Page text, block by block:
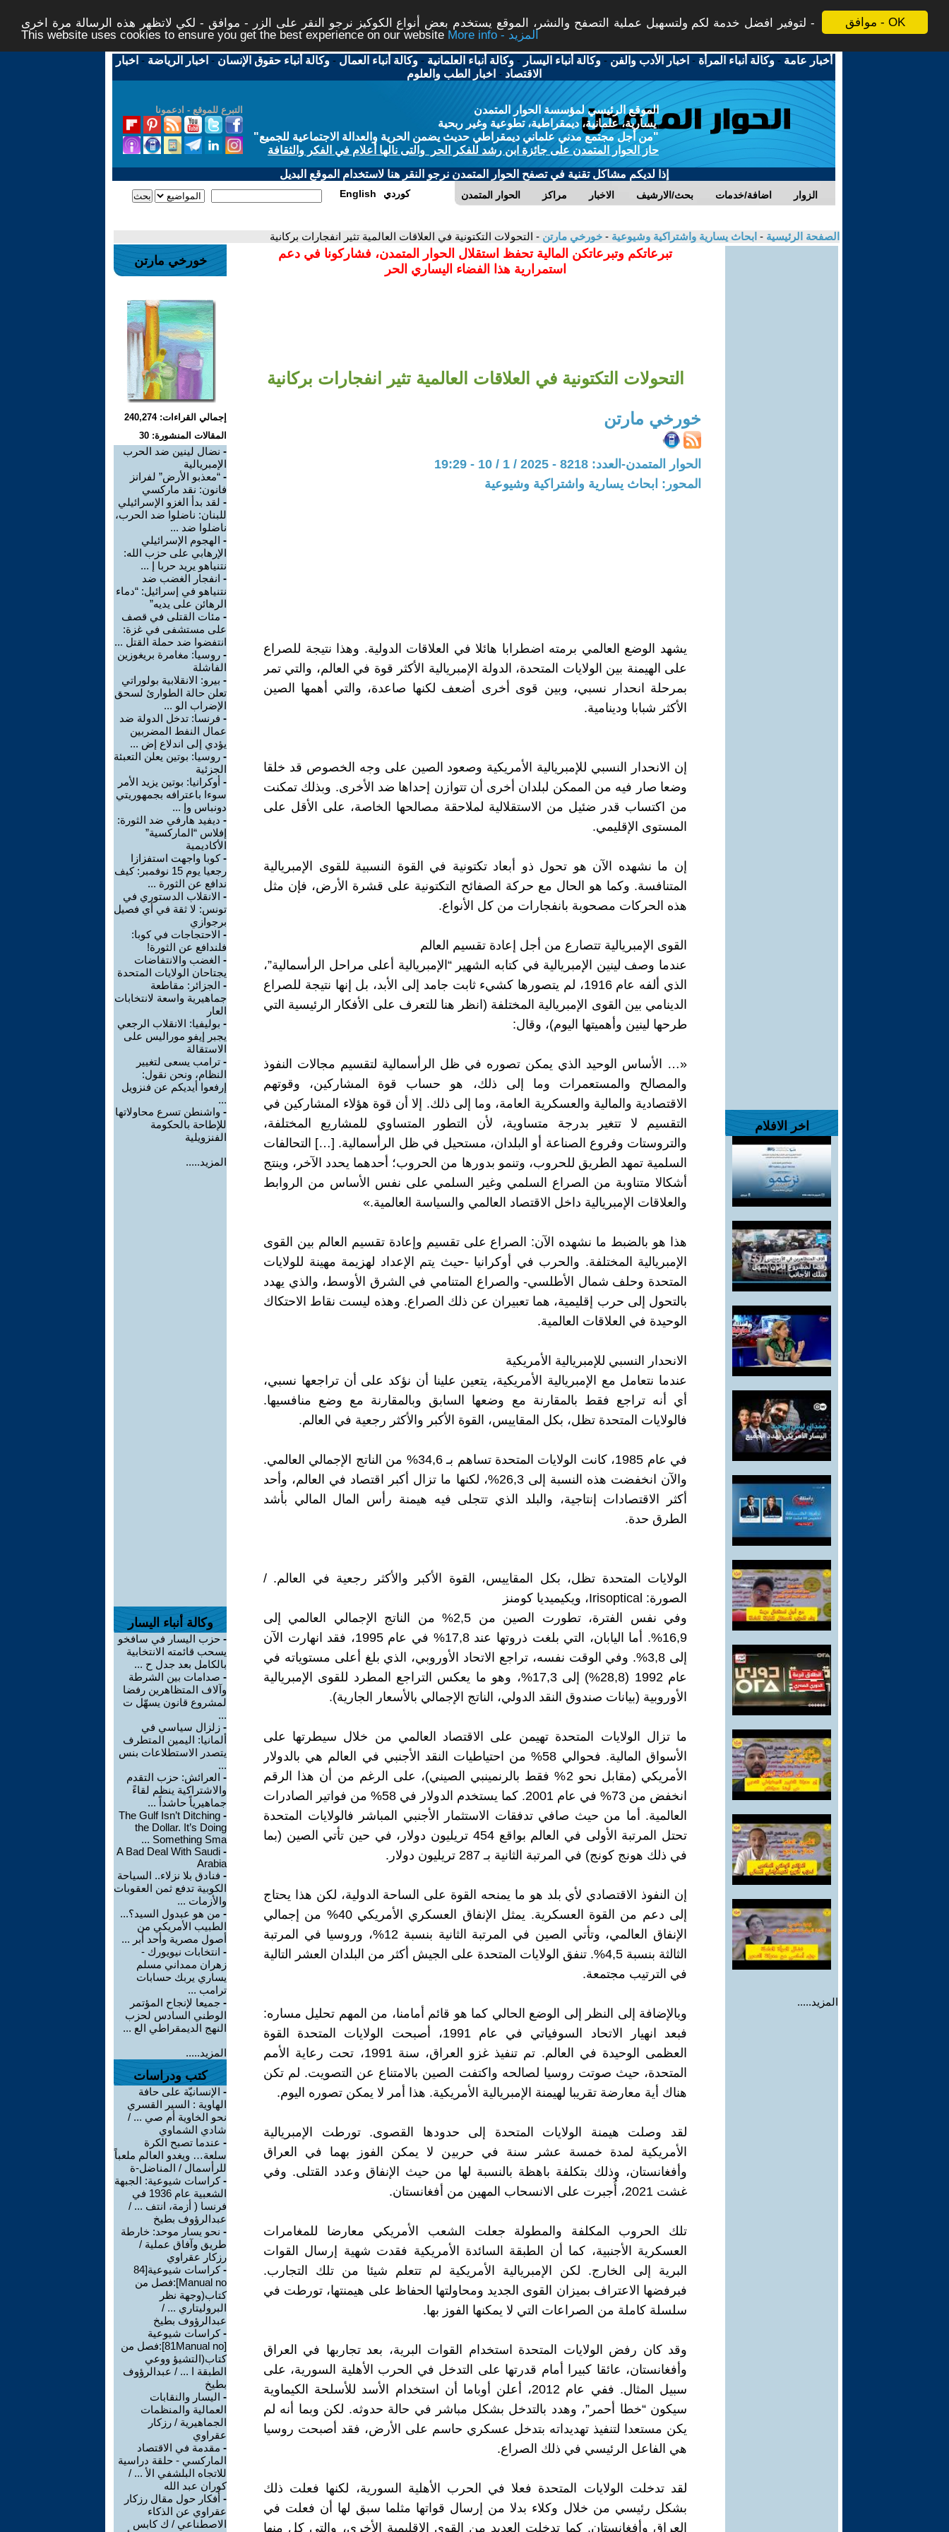
موافق - OK
لتوفير افضل خدمة لكم ولتسهيل عملية التصفح والنشر، الموقع يستخدم بعض أنواع الكوكيز نرجو النقر على الزر - موافق - لكي لاتظهر هذه الرسالة مرة اخرى -
This website uses cookies to ensure you get the best experience on our website
More info - المزيد
أخبار عامة -وكالة أنباء المرأة - اخبار الأدب والفن -وكالة أنباء اليسار -وكالة أنباء العلمانية -وكالة أنباء العمال -وكالة أنباء حقوق الإنسان - اخبار الرياضة - اخبار
الاقتصاد - اخبار الطب والعلوم
التبرع للموقع - ادعمونا
الموقع الرئيسي لمؤسسة الحوار المتمدن
يسارية، علمانية، ديمقراطية، تطوعية وغير ربحية
"من أجل مجتمع مدني علماني ديمقراطي حديث يضمن الحرية والعدالة الاجتماعية للجميع"
حاز الحوار المتمدن على جائزة ابن رشد للفكر الحر والتى نالها أعلام في الفكر والثقافة
إذا لديكم مشاكل تقنية في تصفح الحوار المتمدن نرجو النقر هنا لاستخدام الموقع البديل
الحوار المتمدن مراكز الاخبار بحث/الارشيف اضافة/خدمات الزوار English كوردي
الصفحة الرئيسية - ابحاث يسارية واشتراكية وشيوعية - خورخي مارتن - التحولات التكتونية في العلاقات العالمية تثير انفجارات بركانية
اخر الافلام
المزيد.....
تبرعاتكم وتبرعاتكن المالية تحفظ استقلال الحوار المتمدن، فشاركونا في دعم
استمرارية هذا الفضاء اليساري الحر
التحولات التكتونية في العلاقات العالمية تثير انفجارات بركانية
خورخي مارتن
الحوار المتمدن-العدد: 8218 - 2025 / 1 / 10 - 19:29
المحور: ابحاث يسارية واشتراكية وشيوعية
يشهد الوضع العالمي برمته اضطرابا هائلا في العلاقات الدولية. وهذا نتيجة للصراع
على الهيمنة بين الولايات المتحدة، الدولة الإمبريالية الأكثر قوة في العالم، والتي تمر
بمرحلة انحدار نسبي، وبين قوى أخرى أضعف لكنها صاعدة، والتي أهمها الصين
الأكثر شبابا ودينامية.
إن الانحدار النسبي للإمبريالية الأمريكية وصعود الصين على وجه الخصوص قد خلقا
وضعا صار فيه من الممكن لبلدان أخرى أن تتوازن إحداها ضد الأخرى. وبذلك تمكنت
من اكتساب قدر ضئيل من الاستقلالية لملاحقة مصالحها الخاصة، على الأقل على
المستوى الإقليمي.
إن ما نشهده الآن هو تحول ذو أبعاد تكتونية في القوة النسبية للقوى الإمبريالية
المتنافسة. وكما هو الحال مع حركة الصفائح التكتونية على قشرة الأرض، فإن مثل
هذه الحركات مصحوبة بانفجارات من كل الأنواع.
القوى الإمبريالية تتصارع من أجل إعادة تقسيم العالم
عندما وصف لينين الإمبريالية في كتابه الشهير “الإمبريالية أعلى مراحل الرأسمالية”،
الذي ألفه عام 1916، لم يتصورها كشيء ثابت جامد إلى الأبد، بل إنها نتيجة للصراع
الدينامي بين القوى الإمبريالية المختلفة (انظر هنا للتعرف على الأفكار الرئيسية التي
طرحها لينين وأهميتها اليوم)، وقال:
«… الأساس الوحيد الذي يمكن تصوره في ظل الرأسمالية لتقسيم مجالات النفوذ
والمصالح والمستعمرات وما إلى ذلك، هو حساب قوة المشاركين، وقوتهم
الاقتصادية والمالية والعسكرية العامة، وما إلى ذلك. إلا أن قوة هؤلاء المشاركين في
التقسيم لا تتغير بدرجة متساوية، لأن التطور المتساوي للمشاريع المختلفة،
والتروستات وفروع الصناعة أو البلدان، مستحيل في ظل الرأسمالية. […] التحالفات
السلمية تمهد الطريق للحروب، وتنمو بدورها من الحروب؛ أحدهما يحدد الآخر، وينتج
أشكالا متناوبة من الصراع السلمي وغير السلمي على نفس الأساس من الروابط
والعلاقات الإمبريالية داخل الاقتصاد العالمي والسياسة العالمية.»
هذا هو بالضبط ما نشهده الآن: الصراع على تقسيم وإعادة تقسيم العالم بين القوى
الإمبريالية المختلفة. والحرب في أوكرانيا -حيث يتم الإعداد لهزيمة مهينة للولايات
المتحدة وحلف شمال الأطلسي- والصراع المتنامي في الشرق الأوسط، والذي يهدد
بالتحول إلى حرب إقليمية، هما تعبيران عن ذلك الصراع. وهذه ليست نقاط الاحتكاك
الوحيدة في العلاقات العالمية.
الانحدار النسبي للإمبريالية الأمريكية
عندما نتعامل مع الإمبريالية الأمريكية، يتعين علينا أن نؤكد على أن تراجعها نسبي،
أي أنه تراجع فقط بالمقارنة مع وضعها السابق وبالمقارنة مع وضع منافسيها.
فالولايات المتحدة تظل، بكل المقاييس، القوة الأكبر والأكثر رجعية في العالم.
في عام 1985، كانت الولايات المتحدة تساهم بـ 34,6% من الناتج الإجمالي العالمي.
والآن انخفضت هذه النسبة إلى 26,3%، لكنها ما تزال أكبر اقتصاد في العالم، وأحد
أكثر الاقتصادات إنتاجية، والبلد الذي تتجلى فيه هيمنة رأس المال المالي بأشد
الطرق حدة.
الولايات المتحدة تظل، بكل المقاييس، القوة الأكبر والأكثر رجعية في العالم. /
الصورة: Irisoptical، ويكيميديا ​​كومنز
وفي نفس الفترة، تطورت الصين من 2,5% من الناتج الإجمالي العالمي إلى
16,9%. أما اليابان، التي بلغت ذروتها عند 17,8% في عام 1995، فقد انهارت الآن
إلى 3,8%. وفي الوقت نفسه، تراجع الاتحاد الأوروبي، الذي بلغ أعلى مستوياته في
عام 1992 (28,8%) إلى 17,3%، وهو ما يعكس التراجع المطرد للقوى الإمبريالية
الأوروبية (بيانات صندوق النقد الدولي، الناتج الإجمالي بالأسعار الجارية).
ما تزال الولايات المتحدة تهيمن على الاقتصاد العالمي من خلال سيطرتها على
الأسواق المالية. فحوالي 58% من احتياطيات النقد الأجنبي في العالم هي بالدولار
الأمريكي (مقابل نحو 2% فقط بالرنمينبي الصيني)، على الرغم من أن هذا الرقم
انخفض من 73% في عام 2001. كما يستخدم الدولار في 58% من فواتير الصادرات
العالمية. أما من حيث صافي تدفقات الاستثمار الأجنبي المباشر فالولايات المتحدة
تحتل المرتبة الأولى في العالم بواقع 454 تريليون دولار، في حين تأتي الصين (بما
في ذلك هونج كونج) في المرتبة الثانية بـ 287 تريليون دولار.
إن النفوذ الاقتصادي لأي بلد هو ما يمنحه القوة على الساحة الدولية، لكن هذا يحتاج
إلى دعم من القوة العسكرية. يمثل الإنفاق العسكري الأمريكي 40% من إجمالي
الإنفاق العالمي، وتأتي الصين في المرتبة الثانية بنسبة 12%، وروسيا في المرتبة
الثالثة بنسبة 4,5%. تنفق الولايات المتحدة على الجيش أكثر من البلدان العشر التالية
في الترتيب مجتمعة.
وبالإضافة إلى النظر إلى الوضع الحالي كما هو قائم أمامنا، من المهم تحليل مساره:
فبعد انهيار الاتحاد السوفياتي في عام 1991، أصبحت الولايات المتحدة القوة
العظمى الوحيدة في العالم. تم تنفيذ غزو العراق، سنة 1991، تحت رعاية الأمم
المتحدة، حيث صوتت روسيا لصالحه واكتفت الصين بالامتناع عن التصويت. لم تكن
هناك أية معارضة تقريبا لهيمنة الإمبريالية الأمريكية. هذا أمر لا يمكن تصوره اليوم.
لقد وصلت هيمنة الولايات المتحدة إلى حدودها القصوى. تورطت الإمبريالية
الأمريكية لمدة خمسة عشر سنة في حربين لا يمكن الفوز بهما في العراق
وأفغانستان، وذلك بتكلفة باهظة بالنسبة لها من حيث الإنفاق وعدد القتلى. وفي
غشت 2021، أُجبرت على الانسحاب المهين من أفغانستان.
تلك الحروب المكلفة والمطولة جعلت الشعب الأمريكي معارضا للمغامرات
العسكرية الأجنبية، كما أن الطبقة السائدة الأمريكية فقدت شهية إرسال القوات
البرية إلى الخارج. لكن الإمبريالية الأمريكية لم تتعلم شيئا من تلك التجارب.
فبرفضها الاعتراف بميزان القوى الجديد ومحاولتها الحفاظ على هيمنتها، تورطت في
سلسلة كاملة من الصراعات التي لا يمكنها الفوز بها.
وقد كان رفض الولايات المتحدة استخدام القوات البرية، بعد تجاربها في العراق
وأفغانستان، عائقا كبيرا أمام قدرتها على التدخل في الحرب الأهلية السورية، على
سبيل المثال. ففي عام 2012، أعلن أوباما أن استخدام الأسد للأسلحة الكيماوية
سيكون “خطا أحمر”، وهدد بالتدخل بشكل مباشر في حالة حدوثه. لكن وبما أنه لم
يكن مستعدا لتنفيذ تهديداته بتدخل عسكري حاسم على الأرض، فقد أصبحت روسيا
هي الفاعل الرئيسي في ذلك الصراع.
لقد تدخلت الولايات المتحدة فعلا في الحرب الأهلية السورية، لكنها فعلت ذلك
بشكل رئيسي من خلال وكلاء بدلا من إرسال قواتها مثلما سبق لها أن فعلت في
العراق وأفغانستان. كما تدخلت العديد من القوى الإقليمية الأخرى، والتي كل منها
خورخي مارتن
إجمالي القراءات: 240,274
المقالات المنشورة: 30
- نضال لينين ضد الحرب
الإمبريالية
- “معذبو الأرض” لفرانز
فانون: نقد ماركسي
- لقد بدأ الغزو الإسرائيلي
للبنان: ناضلوا ضد الحرب،
ناضلوا ضد ...
- الهجوم الإسرائيلي
الإرهابي على حزب الله:
نتنياهو يريد حربا إ ...
- انفجار الغضب ضد
نتنياهو في إسرائيل: “دماء
الرهائن على يديه”
- مئات القتلى في قصف
على مستشفى في غزة:
انتفضوا ضد حملة القتل ...
- روسيا: مغامرة بريغوزين
الفاشلة
- بيرو: الانقلابية بولوراتي
تعلن حالة الطوارئ لسحق
الإضراب الو ...
- فرنسا: تدخل الدولة ضد
عمال النفط المضربين
يؤدي إلى اندلاع إض ...
- روسيا: بوتين يعلن التعبئة
الجزئية
- أوكرانيا: بوتين يزيد الأمر
سوءا باعترافه بجمهوريتي
دونباس وإ ...
- ديفيد هارفي ضد الثورة:
إفلاس “الماركسية”
الأكاديمية
-كوبا واجهت استفزازا
رجعيا يوم 15 نوفمبر: كيف
ندافع عن الثورة ...
- الانقلاب الدستوري في
تونس: لا ثقة في أي فصيل
برجوازي
- الاحتجاجات في كوبا:
فلندافع عن الثورة!
- الغضب والانتفاضات
يجتاحان الولايات المتحدة
- الجزائر: مقاطعة
جماهيرية واسعة لانتخابات
العار
- بوليفيا: الانقلاب الرجعي
يجبر إيفو موراليس على
الاستقالة
- ترامب يسعى لتغيير
النظام، ونحن نقول:
إرفعوا أيديكم عن فنزويل
...
- واشنطن تسرع محاولاتها
للإطاحة بالحكومة
الفنزويلية
المزيد.....
وكالة أنباء اليسار
- حزب اليسار في سافخو
يسحب قائمته الانتخابية
بالكامل بعد جدل ح ...
- صدامات بين الشرطة
وآلاف المتظاهرين رفضا
لمشروع قانون يسهّل ت
...
- زلزال سياسي في
ألمانيا: اليمين المتطرف
يتصدر الاستطلاعات بنس
...
- العرائش: حزب التقدم
والاشتراكية ينظم لقاءً
جماهيرياً حاشداً ...
-
The Gulf Isn’t Ditching
the Dollar. It’s Doing
Something Sma ...
-
A Bad Deal With Saudi
Arabia
- فنادق بلا نزلاء.. السياحة
الكوبية تدفع ثمن العقوبات
والأزمات ...
- من هو عبدول السيد؟...
الطبيب الأمريكي من
أصول مصرية وأحد أبر ...
- انتخابات نيويورك -
زهران ممداني مسلم
يساري يربك حسابات
ترامب ...
- جميعا لإنجاح المؤتمر
الوطني السادس لحزب
النهج الديمقراطي الع ...
المزيد.....
كتب ودراسات
- الإنسانيّة على حافة
الهاوية : السير القسري
نحو الخاوية أم صي ... /
شادي الشماوي
- عندما تصبح الكرة
سلعة… ويغدو العالم ملعباً
للرأسمال / المناضل-ة
-كراسات شيوعية: الجبهة
الشعبية عام 1936 في
فرنسا ( أزمة، انتف ... /
عبدالرؤوف بطيخ
- نحو يسار موحد: خارطة
طريق وآفاق عملية /
رزكار عقراوي
-
كراسات شيوعية[84
Manual no]:فصل من
كتاب(وجهة نظر
البروليتاري ... /
عبدالرؤوف بطيخ
-كراسات شيوعية
[81Manual no]:فصل من
كتاب(التشيؤ ووعي
الطبقة ا ... / عبدالرؤوف
بطيخ
- اليسار والنقابات
العمالية والمنظمات
الجماهيرية / رزكار
عقراوي
- مقدمة في الاقتصاد
الماركسي - حلقة دراسية
للاتجاه البلشفي الأ ... /
كوران عبد الله
- أفكار حول مقال رزكار
عقراوي عن الذكاء
الاصطناعي / ك كابس